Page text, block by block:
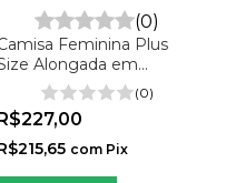
(0)
Feminina Plus
Alongada em
Viscolinho - Lais
(0)
com Pix